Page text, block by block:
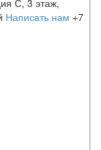
на спонсора
и/или
Написать нам +7